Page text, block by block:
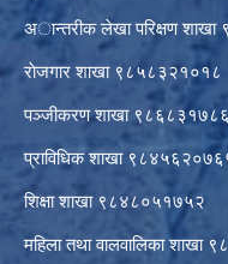
अान्तरीक लेखा परिक्षण
राेजगार शाखा ९८५८३२१०१८
पञ्जीकरण शाखा
प्राविधिक शाखा
शिक्षा शाखा ९८४८०५१७५२
महिला तथा वालवालिका शाखा